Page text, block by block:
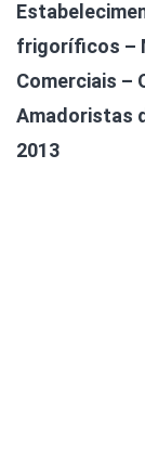
frigoríficos –
Comerciais –
Amadoristas
2013